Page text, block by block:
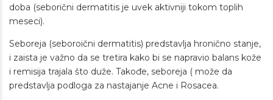
doba (seborični dermatitis je uvek aktivniji tokom toplih
meseci).
Seboreja (seboroični dermatitis) predstavlja hronično stanje,
i zaista je važno da se tretira kako bi se napravio balans kože
i remisija trajala što duže. Takođe, seboreja ( može da
predstavlja podloga za nastajanje Acne i Rosacea.